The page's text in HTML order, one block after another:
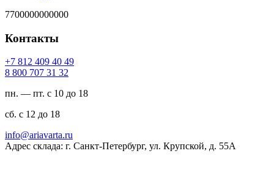
7700000000000
Контакты
94 04 904 218 7+
23 13 707 008 8
пн. — пт. с 10 до 18
сб. с 12 до 18
ur.atravaira@ofni
Адрес склада: г. Санкт-Петербург, ул. Крупской, д. 55А